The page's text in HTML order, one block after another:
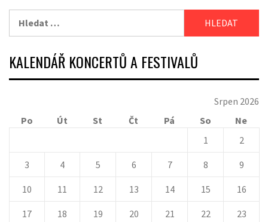
KALENDÁŘ KONCERTŮ A FESTIVALŮ
Srpen 2026
Po
Út St Čt Pá So
Ne
1
2
3 4 5 6 7 8 9
10 11 12 13 14 15 16
17 18 19 20 21 22 23